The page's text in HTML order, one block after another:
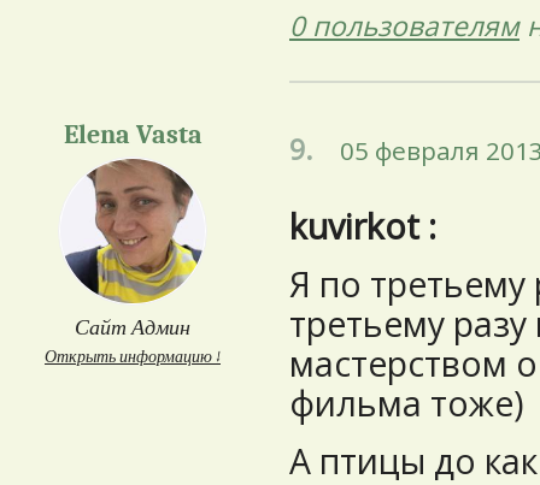
0 пользователям
Elena Vasta
Сайт Админ
Открыть информацию ↓
9. 05 февраля
kuvirkot :
Я по
третьему
мастерством
фильма тоже)
А птицы до